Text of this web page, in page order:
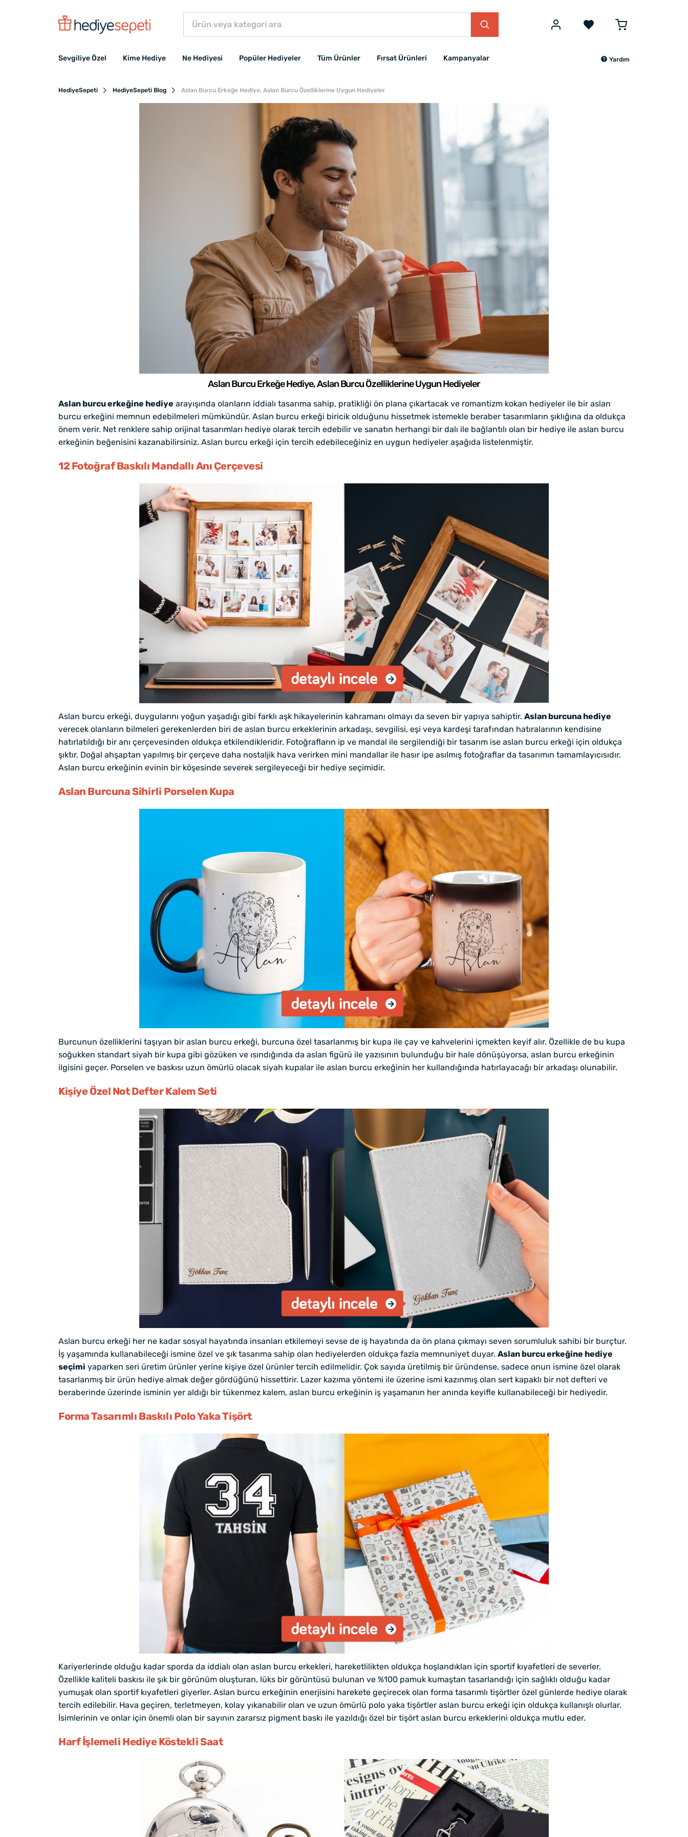
Sevgiliye Özel Kime Hediye Ne Hediyesi Popüler Hediyeler Tüm Ürünler Fırsat Ürünleri Kampanyalar Yardım
HediyeSepeti HediyeSepeti Blog Aslan Burcu Erkeğe Hediye, Aslan Burcu Özelliklerine Uygun Hediyeler
Aslan Burcu Erkeğe Hediye, Aslan Burcu Özelliklerine Uygun Hediyeler
Aslan burcu erkeğine hediye arayışında olanların iddialı tasarıma sahip, pratikliği ön plana çıkartacak ve romantizm kokan hediyeler ile bir aslan
burcu erkeğini memnun edebilmeleri mümkündür. Aslan burcu erkeği biricik olduğunu hissetmek istemekle beraber tasarımların şıklığına da oldukça
önem verir. Net renklere sahip orijinal tasarımları hediye olarak tercih edebilir ve sanatın herhangi bir dalı ile bağlantılı olan bir hediye ile aslan burcu
erkeğinin beğenisini kazanabilirsiniz. Aslan burcu erkeği için tercih edebileceğiniz en uygun hediyeler aşağıda listelenmiştir.
12 Fotoğraf Baskılı Mandallı Anı Çerçevesi
Aslan burcu erkeği, duygularını yoğun yaşadığı gibi farklı aşk hikayelerinin kahramanı olmayı da seven bir yapıya sahiptir. Aslan burcuna hediye
verecek olanların bilmeleri gerekenlerden biri de aslan burcu erkeklerinin arkadaşı, sevgilisi, eşi veya kardeşi tarafından hatıralarının kendisine
hatırlatıldığı bir anı çerçevesinden oldukça etkilendikleridir. Fotoğrafların ip ve mandal ile sergilendiği bir tasarım ise aslan burcu erkeği için oldukça
şıktır. Doğal ahşaptan yapılmış bir çerçeve daha nostaljik hava verirken mini mandallar ile hasır ipe asılmış fotoğraflar da tasarımın tamamlayıcısıdır.
Aslan burcu erkeğinin evinin bir köşesinde severek sergileyeceği bir hediye seçimidir.
Aslan Burcuna Sihirli Porselen Kupa
Burcunun özelliklerini taşıyan bir aslan burcu erkeği, burcuna özel tasarlanmış bir kupa ile çay ve kahvelerini içmekten keyif alır. Özellikle de bu kupa
soğukken standart siyah bir kupa gibi gözüken ve ısındığında da aslan figürü ile yazısının bulunduğu bir hale dönüşüyorsa, aslan burcu erkeğinin
ilgisini geçer. Porselen ve baskısı uzun ömürlü olacak siyah kupalar ile aslan burcu erkeğinin her kullandığında hatırlayacağı bir arkadaşı olunabilir.
Kişiye Özel Not Defter Kalem Seti
Aslan burcu erkeği her ne kadar sosyal hayatında insanları etkilemeyi sevse de iş hayatında da ön plana çıkmayı seven sorumluluk sahibi bir burçtur.
İş yaşamında kullanabileceği ismine özel ve şık tasarıma sahip olan hediyelerden oldukça fazla memnuniyet duyar. Aslan burcu erkeğine hediye
seçimi yaparken seri üretim ürünler yerine kişiye özel ürünler tercih edilmelidir. Çok sayıda üretilmiş bir üründense, sadece onun ismine özel olarak
tasarlanmış bir ürün hediye almak değer gördüğünü hissettirir. Lazer kazıma yöntemi ile üzerine ismi kazınmış olan sert kapaklı bir not defteri ve
beraberinde üzerinde isminin yer aldığı bir tükenmez kalem, aslan burcu erkeğinin iş yaşamanın her anında keyifle kullanabileceği bir hediyedir.
Forma Tasarımlı Baskılı Polo Yaka Tişört
Kariyerlerinde olduğu kadar sporda da iddialı olan aslan burcu erkekleri, hareketlilikten oldukça hoşlandıkları için sportif kıyafetleri de severler.
Özellikle kaliteli baskısı ile şık bir görünüm oluşturan, lüks bir görüntüsü bulunan ve %100 pamuk kumaştan tasarlandığı için sağlıklı olduğu kadar
yumuşak olan sportif kıyafetleri giyerler. Aslan burcu erkeğinin enerjisini harekete geçirecek olan forma tasarımlı tişörtler özel günlerde hediye olarak
tercih edilebilir. Hava geçiren, terletmeyen, kolay yıkanabilir olan ve uzun ömürlü polo yaka tişörtler aslan burcu erkeği için oldukça kullanışlı olurlar.
İsimlerinin ve onlar için önemli olan bir sayının zararsız pigment baskı ile yazıldığı özel bir tişört aslan burcu erkeklerini oldukça mutlu eder.
Harf İşlemeli Hediye Köstekli Saat